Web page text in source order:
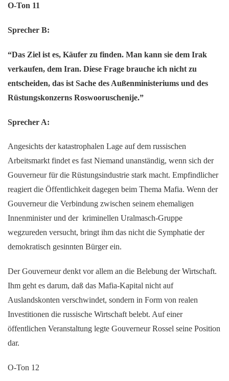
O-Ton 11
Sprecher B:
“Das Ziel ist es, Käufer zu finden. Man kann sie dem Irak
verkaufen, dem Iran. Diese Frage brauche ich nicht zu
entscheiden, das ist Sache des Außenministeriums und des
Rüstungskonzerns Roswooruschenije.”
Sprecher A:
Angesichts der katastrophalen Lage auf dem russischen
Arbeitsmarkt findet es fast Niemand unanständig, wenn sich der
Gouverneur für die Rüstungsindustrie stark macht. Empfindlicher
reagiert die Öffentlichkeit dagegen beim Thema Mafia. Wenn der
Gouverneur die Verbindung zwischen seinem ehemaligen
Innenminister und der kriminellen Uralmasch-Gruppe
wegzureden versucht, bringt ihm das nicht die Symphatie der
demokratisch gesinnten Bürger ein.
Der Gouverneur denkt vor allem an die Belebung der Wirtschaft.
Ihm geht es darum, daß das Mafia-Kapital nicht auf
Auslandskonten verschwindet, sondern in Form von realen
Investitionen die russische Wirtschaft belebt. Auf einer
öffentlichen Veranstaltung legte Gouverneur Rossel seine Position
dar.
O-Ton 12